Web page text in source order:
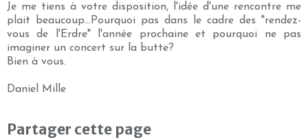
Je me tiens à votre disposition, l'idée d'une rencontre me
plait beaucoup...Pourquoi pas dans le cadre des "rendez-
vous de l'Erdre" l'année prochaine et pourquoi ne pas
imaginer un concert sur la butte?
Bien à vous.
Daniel Mille
Partager cette page